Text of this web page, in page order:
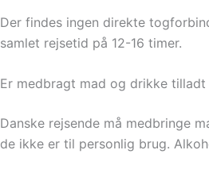
Der findes ingen direkte
samlet rejsetid på 12-16 timer.
Er medbragt mad og drikke
Danske rejsende må medbringe
de ikke er til personlig brug.